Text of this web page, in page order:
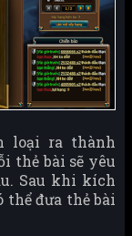
loại ra thành
thẻ bài sẽ yêu
Sau khi kích
đưa thẻ bài